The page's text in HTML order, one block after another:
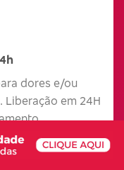
dores e/ou
em 24H